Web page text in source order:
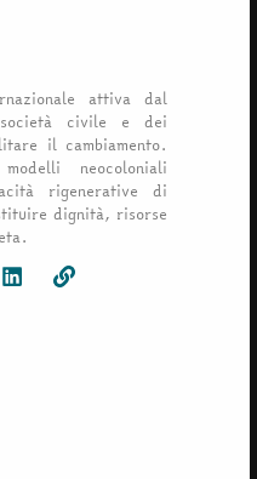
attiva dal
civile e dei
il cambiamento.
neocoloniali
rigenerative di
dignità, risorse